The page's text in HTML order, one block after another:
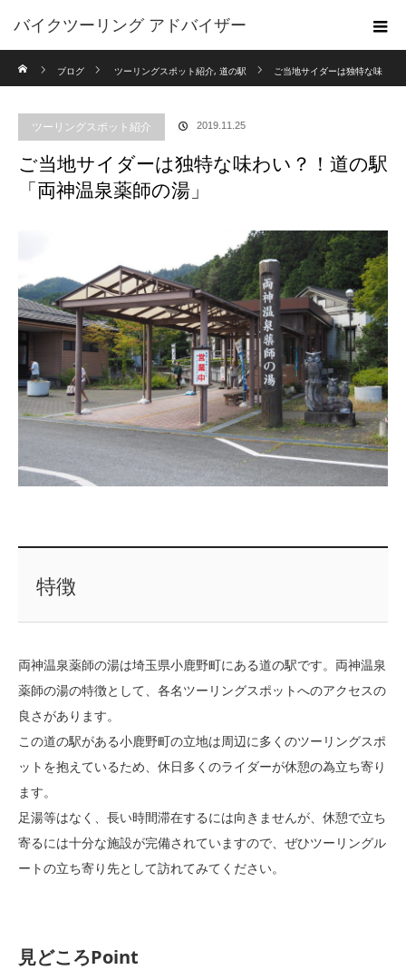
バイクツーリング アドバイザー
ブログ
ツーリングスポット紹介, 道の駅 ご当地サイダーは独特な味
ツーリングスポット紹介 2019.11.25
ご当地サイダーは独特な味わい？！道の駅
「両神温泉薬師の湯」
特徴
両神温泉薬師の湯は埼玉県小鹿野町にある道の駅です。両神温泉
薬師の湯の特徴として、各名ツーリングスポットへのアクセスの
良さがあります。
この道の駅がある小鹿野町の立地は周辺に多くのツーリングスポ
ットを抱えているため、休日多くのライダーが休憩の為立ち寄り
ます。
足湯等はなく、長い時間滞在するには向きませんが、休憩で立ち
寄るには十分な施設が完備されていますので、ぜひツーリングル
ートの立ち寄り先として訪れてみてください。
見どころPoint